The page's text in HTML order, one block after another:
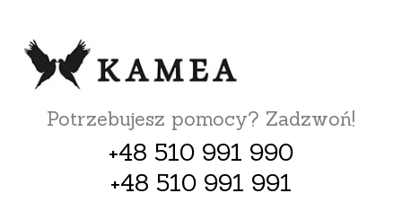
Potrzebujesz pomocy? Zadzwoń!
+48 510 991 990
+48 510 991 991